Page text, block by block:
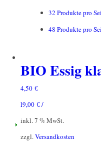
32 Produkte pro
48 Produkte pro
BIO Essig
4,50 €
9,00 €/
l
inkl. 7 % MwSt.
zzgl.Versandkosten